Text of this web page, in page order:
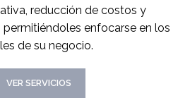
reducción de costos y
enfocarse en los
de su negocio.
VER SERVICIOS